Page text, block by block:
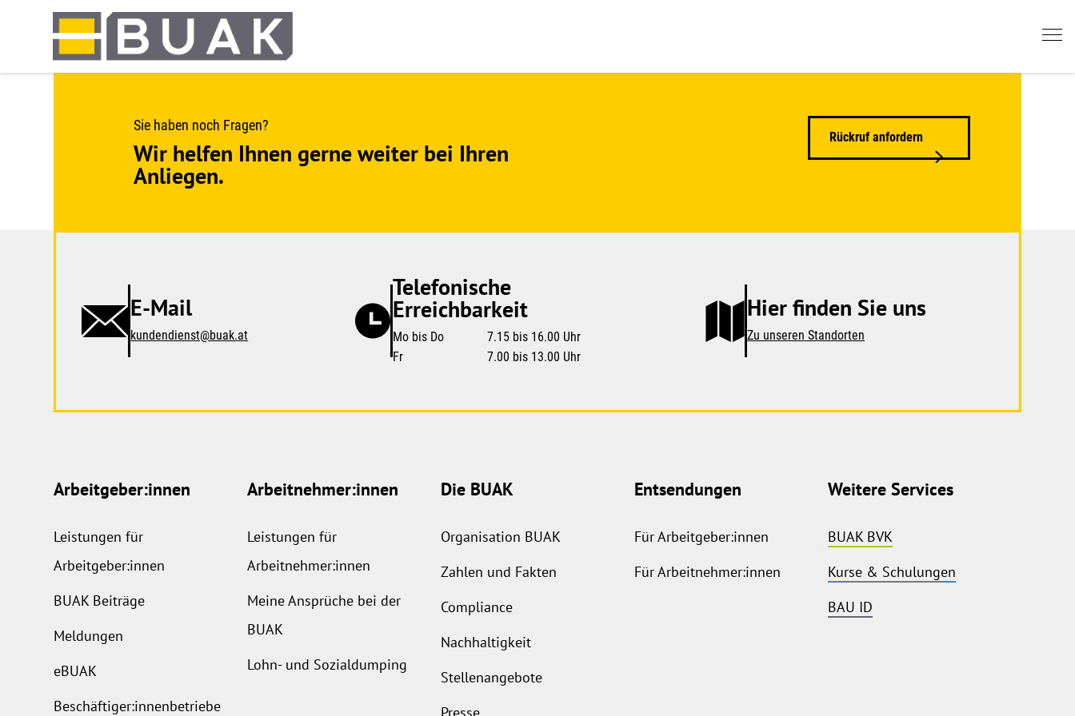
Sie haben noch Fragen?
Wir helfen Ihnen gerne weiter bei Ihren
Anliegen.
Rückruf anfordern
E-Mail
kundendienst@buak.at
Telefonische
Erreichbarkeit
Mo bis Do
7.15 bis 16.00 Uhr
Fr
7.00 bis 13.00 Uhr
Hier finden Sie uns
Zu unseren Standorten
Arbeitgeber:innen
Leistungen für
Arbeitgeber:innen
BUAK Beiträge
Meldungen
eBUAK
Beschäftiger:innenbetriebe
Arbeitnehmer:innen
Leistungen für
Arbeitnehmer:innen
Meine Ansprüche bei der
BUAK
Lohn- und Sozialdumping
Die BUAK
Organisation BUAK
Zahlen und Fakten
Compliance
Nachhaltigkeit
Stellenangebote
Presse
Entsendungen
Für Arbeitgeber:innen
Für Arbeitnehmer:innen
Weitere Services
BUAK BVK
Kurse & Schulungen
BAU ID